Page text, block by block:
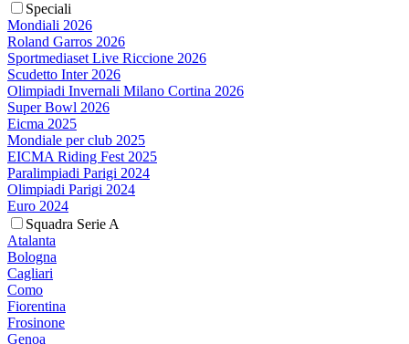
Speciali
Mondiali 2026
Roland Garros 2026
Sportmediaset Live Riccione 2026
Scudetto Inter 2026
Olimpiadi Invernali Milano Cortina 2026
Super Bowl 2026
Eicma 2025
Mondiale per club 2025
EICMA Riding Fest 2025
Paralimpiadi Parigi 2024
Olimpiadi Parigi 2024
Euro 2024
Squadra Serie A
Atalanta
Bologna
Cagliari
Como
Fiorentina
Frosinone
Genoa